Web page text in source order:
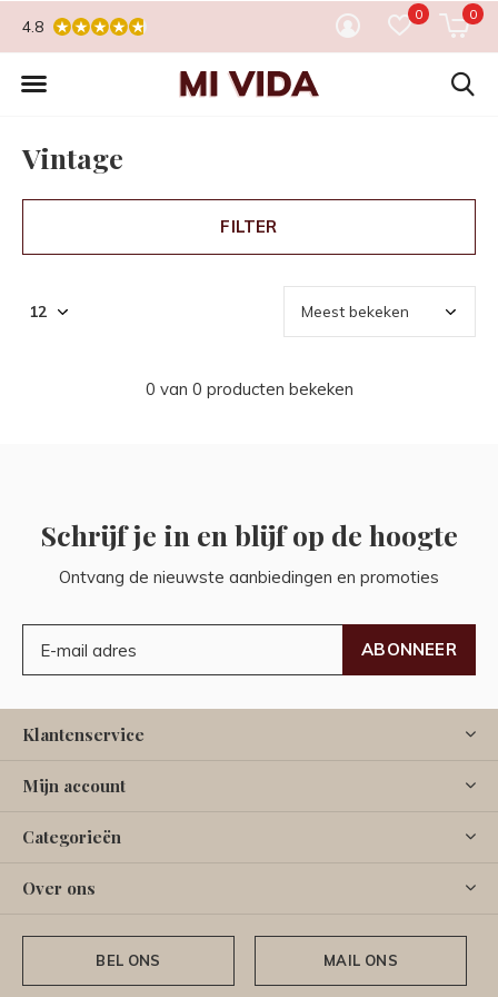
0 0
4.8
Vintage
FILTER
0 van 0 producten bekeken
Schrijf je in en blijf op de hoogte
Ontvang de nieuwste aanbiedingen en promoties
ABONNEER
Klantenservice
Mijn account
Categorieën
Over ons
BEL ONS MAIL ONS